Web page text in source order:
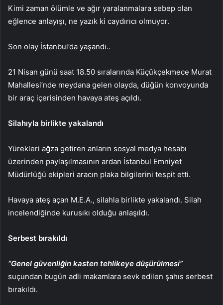
Kimi zaman ölümle ve ağır yaralanmalara sebep olan
eğlence anlayışı, ne yazık ki caydırıcı olmuyor.
Son olay İstanbul’da yaşandı..
21 Nisan günü saat 18.50 sıralarında Küçükçekmece Murat
Mahallesi’nde meydana gelen olayda, düğün konvoyunda
bir araç içerisinden havaya ateş açıldı.
Silahıyla birlikte yakalandı
Yürekleri ağza getiren anların sosyal medya hesabı
üzerinden paylaşılmasının ardan İstanbul Emniyet
Müdürlüğü ekipleri aracın plaka bilgilerini tespit etti.
Havaya ateş açan M.E.A., silahla birlikte yakalandı. Silah
incelendiğinde kurusıkı olduğu anlaşıldı.
Serbest bırakıldı
“Genel güvenliğin kasten tehlikeye düşürülmesi”
suçundan bugün adli makamlara sevk edilen şahıs serbest
bırakıldı.